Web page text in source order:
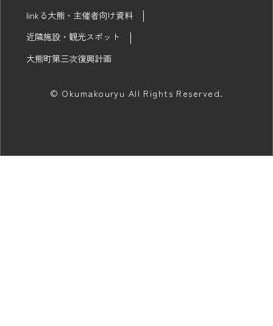
linkる大熊・主催者向け資料
近隣施設・観光スポット
大熊町第三次復興計画
© Okumakouryu All Rights Reserved.